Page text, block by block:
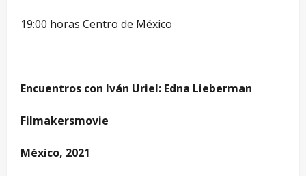
19:00 horas Centro de México
Encuentros con Iván Uriel: Edna Lieberman
Filmakersmovie
México, 2021